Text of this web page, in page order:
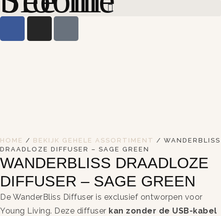
HOME / BEKIJK GEHELE ASSORTIMENT / WANDERBLISS
DRAADLOZE DIFFUSER – SAGE GREEN
WANDERBLISS DRAADLOZE
DIFFUSER – SAGE GREEN
De WanderBliss Diffuser is exclusief ontworpen voor
Young Living. Deze diffuser kan zonder de USB-kabel